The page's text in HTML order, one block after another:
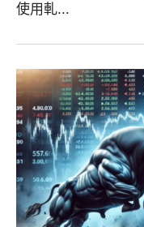
使用軋...